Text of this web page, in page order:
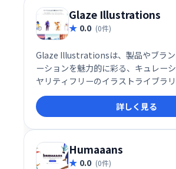
Glaze Illustrations
0.0 (0件)
Glaze Illustrationsは、製品やブラン
ーションを魅力的に彩る、キュレー
ヤリティフリーのイラストライブラ
景、ビジネスシーンなど、多様なカ
ラストを提供。商用利用も可能で、帰
用できます。デザイナーやコンテン
見のリソースです。視覚的に訴求力
制作を簡単に実現しましょう。
詳しく見る
Humaaans
0.0 (0件)